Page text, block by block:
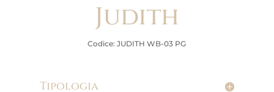
Judith
Codice: JUDITH WB-03 PG
Tipologia